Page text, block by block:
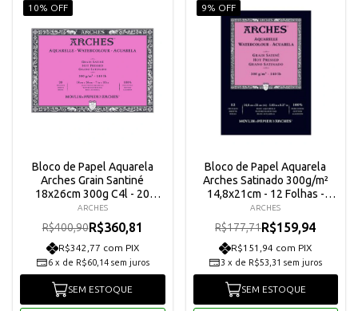
10% OFF
Bloco de Papel Aquarela
Arches Grain Santiné
18x26cm 300g C4l - 20
Folhas - A1795070
ARCHES
R$400,90R$360,81
R$342,77 com PIX
6 x de R$60,14 sem juros
SEM ESTOQUE
9% OFF
Bloco de Papel Aquarela
Arches Satinado 300g/m²
14,8x21cm - 12 Folhas -
1795095
ARCHES
R$177,71R$159,94
R$151,94 com PIX
3 x de R$53,31 sem juros
SEM ESTOQUE